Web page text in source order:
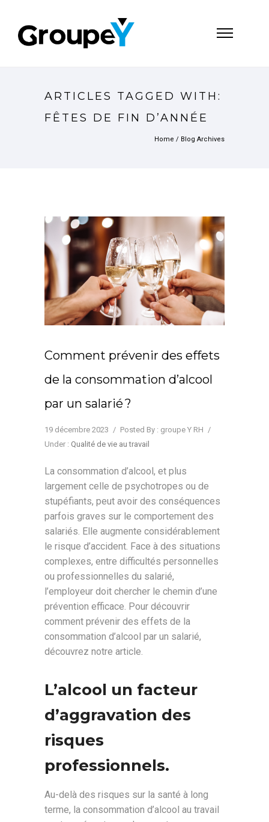
ARTICLES TAGGED WITH:
FÊTES DE FIN D’ANNÉE
Home / Blog Archives
Comment prévenir des effets
de la consommation d’alcool
par un salarié ?
19 décembre 2023 / Posted By : groupe Y RH /
Under : Qualité de vie au travail
La consommation d’alcool, et plus
largement celle de psychotropes ou de
stupéfiants, peut avoir des conséquences
parfois graves sur le comportement des
salariés. Elle augmente considérablement
le risque d’accident. Face à des situations
complexes, entre difficultés personnelles
ou professionnelles du salarié,
l’employeur doit chercher le chemin d’une
prévention efficace. Pour découvrir
comment prévenir des effets de la
consommation d’alcool par un salarié,
découvrez notre article.
L’alcool un facteur
d’aggravation des
risques
professionnels.
Au-delà des risques sur la santé à long
terme, la consommation d’alcool au travail